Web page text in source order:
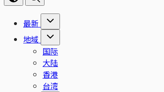
最新
地域
国际
大陆
香港
台湾